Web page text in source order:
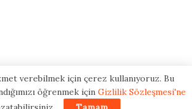
verebilmek için çerez kullanıyoruz. Bu
öğrenmek için Gizlilik Sözleşmesi'ne